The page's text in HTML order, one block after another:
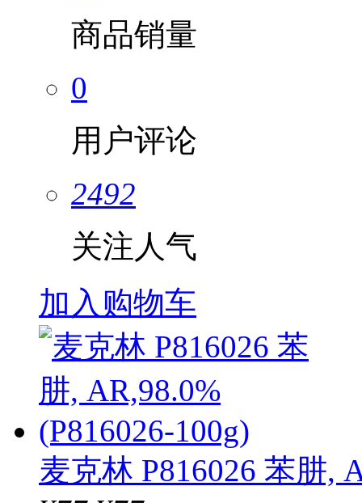
商品销量
0
用户评论
2492
关注人气
加入购物车
麦克林 P816026 苯肼,